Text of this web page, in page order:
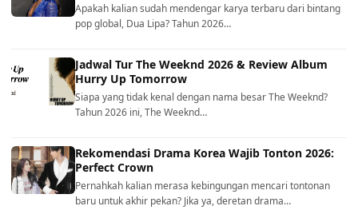
Apakah kalian sudah mendengar karya terbaru dari bintang
pop global, Dua Lipa? Tahun 2026…
Jadwal Tur The Weeknd 2026 & Review Album
Hurry Up Tomorrow
Siapa yang tidak kenal dengan nama besar The Weeknd?
Tahun 2026 ini, The Weeknd…
Rekomendasi Drama Korea Wajib Tonton 2026:
Perfect Crown
Pernahkah kalian merasa kebingungan mencari tontonan
baru untuk akhir pekan? Jika ya, deretan drama…